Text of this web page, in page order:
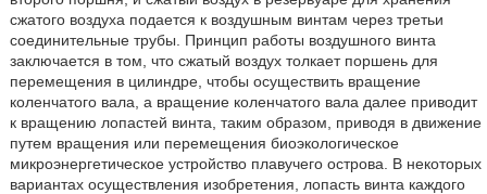
сжатого воздуха подается к воздушным винтам через третьи
соединительные трубы. Принцип работы воздушного винта
заключается в том, что сжатый воздух толкает поршень для
перемещения в цилиндре, чтобы осуществить вращение
коленчатого вала, а вращение коленчатого вала далее приводит
к вращению лопастей винта, таким образом, приводя в движение
путем вращения или перемещения биоэкологическое
микроэнергетическое устройство плавучего острова. В некоторых
вариантах осуществления изобретения, лопасть винта каждого